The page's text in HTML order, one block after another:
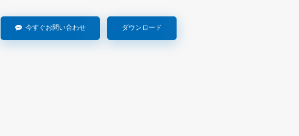
今すぐお問い合わせ ダウンロード